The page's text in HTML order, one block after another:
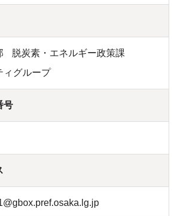
脱炭素・エネルギー政策課
ィグループ
号